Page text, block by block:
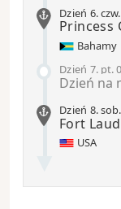
Dzień 6.czw.
Princess
Bahamy
Dzień 7. pt.
Dzień na
Dzień 8.sob.
Fort
USA